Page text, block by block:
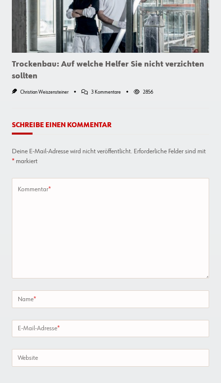
Trockenbau: Auf welche Helfer Sie nicht verzichten
sollten
Christian Weiszensteiner 3 KommentareZu
Sollten
2856
SCHREIBE EINEN KOMMENTAR
Deine E-Mail-Adresse wird nicht veröffentlicht. Erforderliche Felder sind mit
* markiert
Kommentar*
Name*
E-Mail-Adresse*
Website